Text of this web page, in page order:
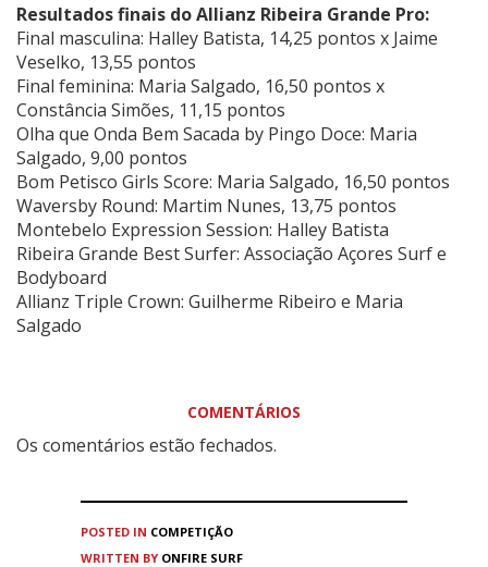
Resultados finais do Allianz Ribeira Grande Pro:
Final masculina: Halley Batista, 14,25 pontos x Jaime
Veselko, 13,55 pontos
Final feminina: Maria Salgado, 16,50 pontos x
Constância Simões, 11,15 pontos
Olha que Onda Bem Sacada by Pingo Doce: Maria
Salgado, 9,00 pontos
Bom Petisco Girls Score: Maria Salgado, 16,50 pontos
Waversby Round: Martim Nunes, 13,75 pontos
Montebelo Expression Session: Halley Batista
Ribeira Grande Best Surfer: Associação Açores Surf e
Bodyboard
Allianz Triple Crown: Guilherme Ribeiro e Maria
Salgado
COMENTÁRIOS
Os comentários estão fechados.
POSTED IN COMPETIÇÃO
WRITTEN BY ONFIRE SURF